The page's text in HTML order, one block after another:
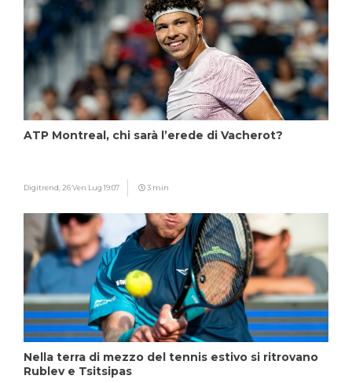
ATP Montreal, chi sarà l’erede di Vacherot?
Digitrend, 26 Ven Lug 19:07 3 min
Nella terra di mezzo del tennis estivo si ritrovano
Rublev e Tsitsipas